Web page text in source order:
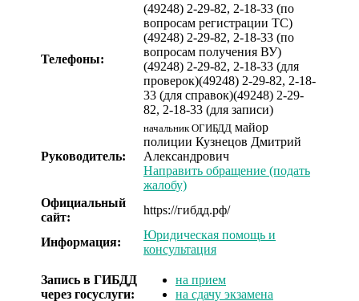
Телефоны:
(49248) 2-29-82, 2-18-33 (по
вопросам регистрации ТС)
(49248) 2-29-82, 2-18-33 (по
вопросам получения ВУ)
(49248) 2-29-82, 2-18-33 (для
проверок)(49248) 2-29-82, 2-18-
33 (для справок)(49248) 2-29-
82, 2-18-33 (для записи)
Руководитель:
начальник ОГИБДД майор
полиции Кузнецов Дмитрий
Александрович
Направить обращение (подать
жалобу)
Официальный
сайт:
https://гибдд.рф/
Информация:
Юридическая помощь и
консультация
Запись в ГИБДД
через госуслуги:
на прием
на сдачу экзамена